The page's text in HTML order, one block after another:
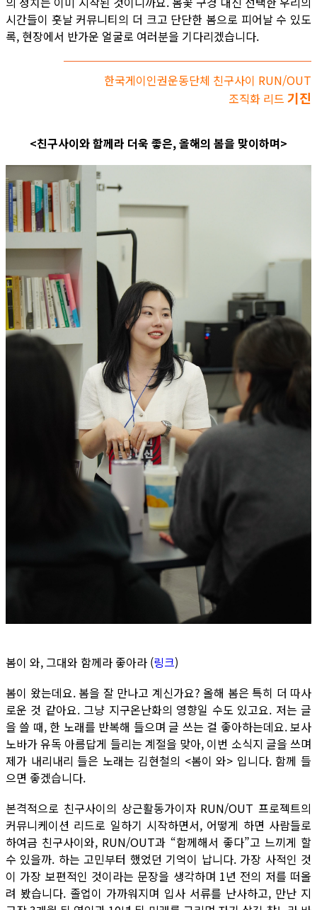
시간들이 훗날 커뮤니티의 더 크고 단단한 봄으로 피어날 수 있도
록, 현장에서 반가운 얼굴로 여러분을 기다리겠습니다.
한국게이인권운동단체 친구사이 RUN/OUT
조직화 리드 기진
<친구사이와 함께라 더욱 좋은, 올해의 봄을 맞이하며>
봄이 와, 그대와 함께라 좋아라 (링크)
봄이 왔는데요. 봄을 잘 만나고 계신가요? 올해 봄은 특히 더 따사
로운 것 같아요. 그냥 지구온난화의 영향일 수도 있고요. 저는 글
을 쓸 때, 한 노래를 반복해 들으며 글 쓰는 걸 좋아하는데요. 보사
노바가 유독 아름답게 들리는 계절을 맞아, 이번 소식지 글을 쓰며
제가 내리내리 들은 노래는 김현철의 <봄이 와> 입니다. 함께 들
으면 좋겠습니다.
본격적으로 친구사이의 상근활동가이자 RUN/OUT 프로젝트의
커뮤니케이션 리드로 일하기 시작하면서, 어떻게 하면 사람들로
하여금 친구사이와, RUN/OUT과 “함께해서 좋다”고 느끼게 할
수 있을까. 하는 고민부터 했었던 기억이 납니다. 가장 사적인 것
이 가장 보편적인 것이라는 문장을 생각하며 1년 전의 저를 떠올
려 봤습니다. 졸업이 가까워지며 입사 서류를 난사하고, 만난 지